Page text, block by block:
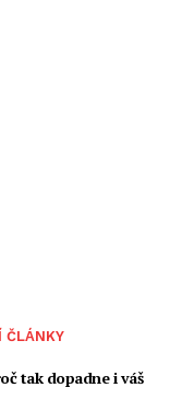
ČLÁNKY
tak dopadne i váš